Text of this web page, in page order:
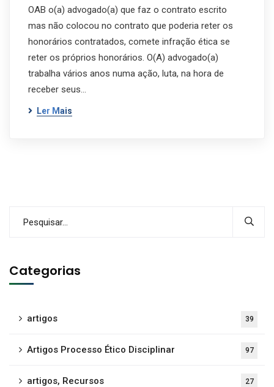
OAB o(a) advogado(a) que faz o contrato escrito
mas não colocou no contrato que poderia reter os
honorários contratados, comete infração ética se
reter os próprios honorários. O(A) advogado(a)
trabalha vários anos numa ação, luta, na hora de
receber seus…
Ler Mais
Categorias
artigos 39
Artigos Processo Ético Disciplinar 97
artigos, Recursos 27